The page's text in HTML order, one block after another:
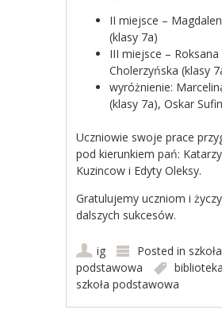
II miejsce –
(klasy 7a)
III miejsce – Roksana
Cholerzyńska (klasy
wyróżnienie:
(klasy 7a), Oskar
Uczniowie swoje prace
pod kierunkiem pań:
Kuzincow i Edyty Oleksy.
Gratulujemy uczniom i
dalszych sukcesów.
ig Posted in szkoła
podstawowa
szkoła podstawowa